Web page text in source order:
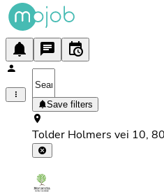
Save filters
Tolder Holmers vei 10,